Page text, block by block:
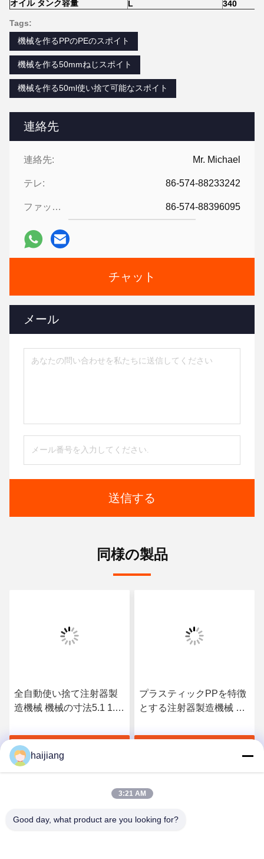
連絡先
連絡先: Mr. Michael
テレ: 86-574-88233242
ファックス: 86-574-88396095
チャット
メール
送信する
オイル タンク容量
L 340
Tags:
機械を作るPPのPEのスポイト
機械を作る50mmねじスポイト
機械を作る50ml使い捨て可能なスポイト
同様の製品
全自動使い捨て注射器製
造機械 機械の寸法5.1 1.4
のために設計
最高 の 価格 を 入手 す
プラスティックPPを特徴
とする注射器製造機械 互
安全性 安全な操作
haijiang
3:21 AM
Good day, what product are you looking for?